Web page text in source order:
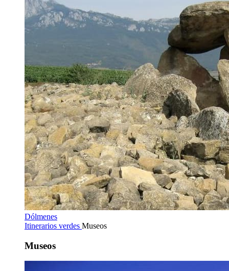
Dólmenes
Itinerarios verdes Museos
Museos